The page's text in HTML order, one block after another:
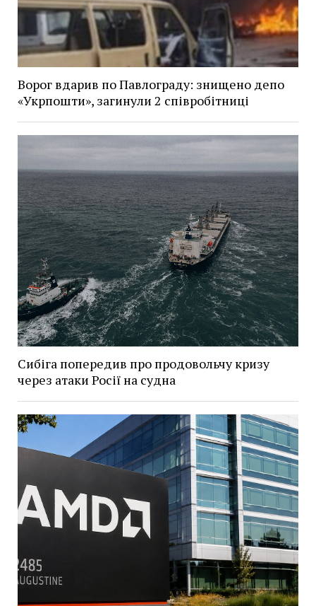
Ворог вдарив по Павлограду: знищено депо
«Укрпошти», загинули 2 співробітниці
Сибіга попередив про продовольчу кризу
через атаки Росії на судна